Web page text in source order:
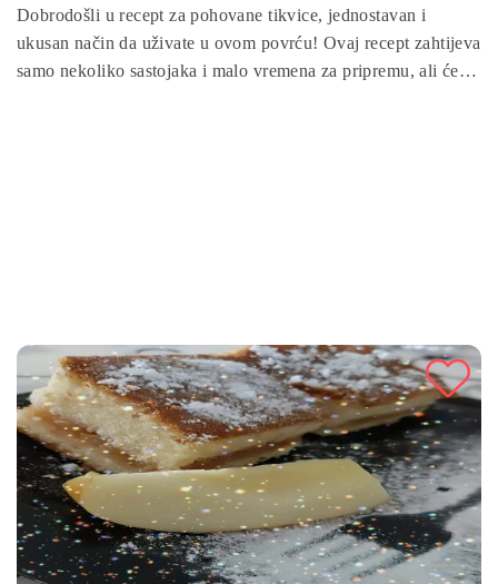
Dobrodošli u recept za pohovane tikvice, jednostavan i
ukusan način da uživate u ovom povrću! Ovaj recept zahtijeva
samo nekoliko sastojaka i malo vremena za pripremu, ali će